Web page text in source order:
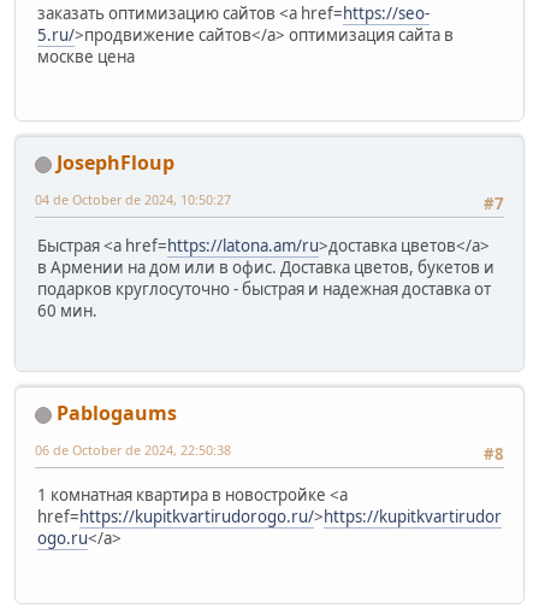
заказать оптимизацию сайтов <a href=https://seo-
5.ru/>продвижение сайтов</a> оптимизация сайта в
москве цена
JosephFloup
#7
04 de October de 2024, 10:50:27
Быстрая <a href=https://latona.am/ru>доставка цветов</a>
в Армении на дом или в офис. Доставка цветов, букетов и
подарков круглосуточно - быстрая и надежная доставка от
60 мин.
Pablogaums
#8
06 de October de 2024, 22:50:38
1 комнатная квартира в новостройке <a
href=https://kupitkvartirudorogo.ru/>https://kupitkvartirudor
ogo.ru</a>